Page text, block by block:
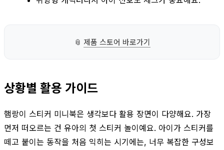
📎 제품 스토어 바로가기
상황별 활용 가이드
햄랑이 스티커 미니북은 생각보다 활용 장면이 다양해요. 가장
먼저 떠오르는 건 유아의 첫 스티커 놀이예요. 아이가 스티커를
떼고 붙이는 동작을 처음 익히는 시기에는, 너무 복잡한 구성보